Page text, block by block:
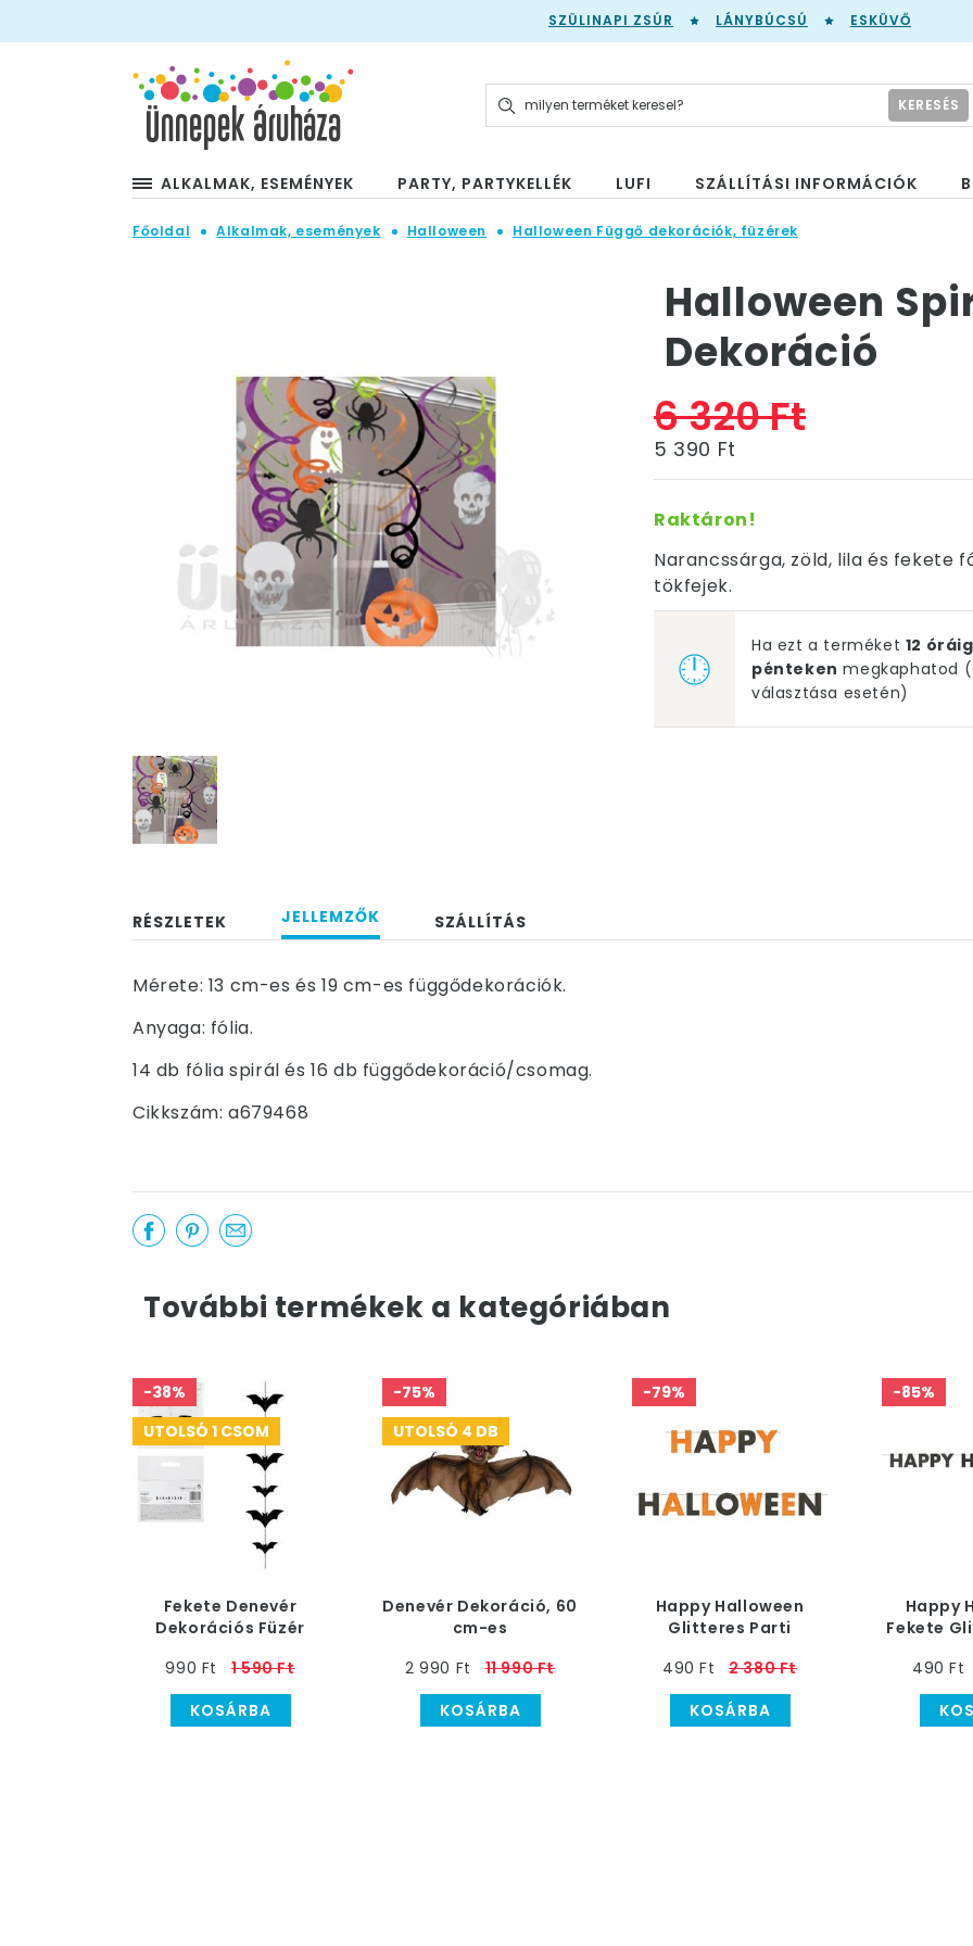
SZÜLINAPI ZSÚR LÁNYBÚCSÚ ESKÜVŐ
KERESÉS
ALKALMAK, ESEMÉNYEK PARTY, PARTYKELLÉK LUFI SZÁLLÍTÁSI INFORMÁCIÓK
Főoldal Alkalmak, események Halloween Halloween Függő dekorációk, füzérek
Halloween
Dekoráció
6 320 Ft
5 390 Ft
Raktáron!
Narancssárga, zöld, lila és fekete
tökfejek.
Ha ezt a terméket 12
pénteken megkaphatod
választása esetén)
RÉSZLETEK JELLEMZŐK SZÁLLÍTÁS
Mérete: 13 cm-es és 19 cm-es függődekorációk.
Anyaga: fólia.
14 db fólia spirál és 16 db függődekoráció/csomag.
Cikkszám: a679468
További termékek a kategóriában
-38%
UTOLSÓ 1 CSOM
Fekete Denevér
Dekorációs Füzér
990 Ft
1 590 Ft
KOSÁRBA
-75%
UTOLSÓ 4 DB
Denevér Dekoráció, 60
cm-es
2 990 Ft
11 990 Ft
KOSÁRBA
-79%
Happy Halloween
Glitteres Parti
490 Ft
2 380 Ft
KOSÁRBA
-85%
Happy
Fekete
490 Ft